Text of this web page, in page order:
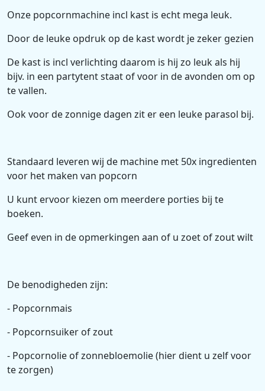
Onze popcornmachine incl kast is echt mega leuk.
Door de leuke opdruk op de kast wordt je zeker gezien
De kast is incl verlichting daarom is hij zo leuk als hij
bijv. in een partytent staat of voor in de avonden om op
te vallen.
Ook voor de zonnige dagen zit er een leuke parasol bij.
Standaard leveren wij de machine met 50x ingredienten
voor het maken van popcorn
U kunt ervoor kiezen om meerdere porties bij te
boeken.
Geef even in de opmerkingen aan of u zoet of zout wilt
De benodigheden zijn:
- Popcornmais
- Popcornsuiker of zout
- Popcornolie of zonnebloemolie (hier dient u zelf voor
te zorgen)